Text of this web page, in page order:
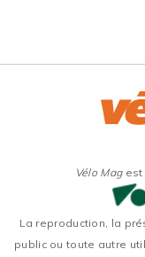
Vélo Magest
La reproduction, la
public ou toute autre